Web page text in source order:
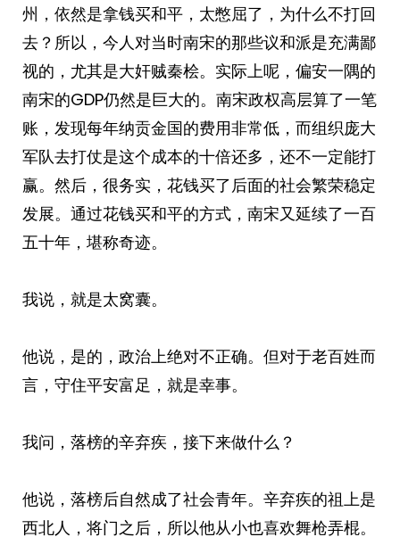
州，依然是拿钱买和平，太憋屈了，为什么不打回
去？所以，今人对当时南宋的那些议和派是充满鄙
视的，尤其是大奸贼秦桧。实际上呢，偏安一隅的
南宋的GDP仍然是巨大的。南宋政权高层算了一笔
账，发现每年纳贡金国的费用非常低，而组织庞大
军队去打仗是这个成本的十倍还多，还不一定能打
赢。然后，很务实，花钱买了后面的社会繁荣稳定
发展。通过花钱买和平的方式，南宋又延续了一百
五十年，堪称奇迹。
我说，就是太窝囊。
他说，是的，政治上绝对不正确。但对于老百姓而
言，守住平安富足，就是幸事。
我问，落榜的辛弃疾，接下来做什么？
他说，落榜后自然成了社会青年。辛弃疾的祖上是
西北人，将门之后，所以他从小也喜欢舞枪弄棍。